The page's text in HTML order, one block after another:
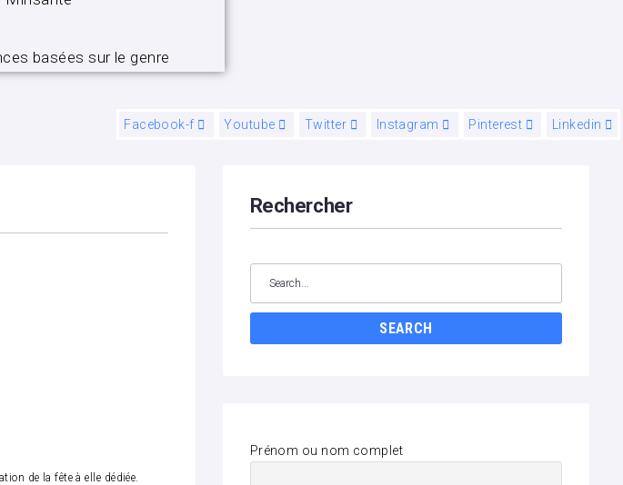
basées sur le genre
Facebook-f Youtube Twitter Instagram Pinterest Linkedin
de la fête à elle dédiée.
Rechercher
SEARCH
Prénom ou nom complet